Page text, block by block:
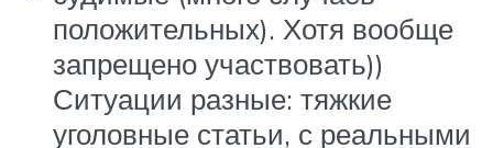
положительных). Хотя вообще
запрещено участвовать))
Ситуации разные: тяжкие
уголовные статьи, с реальными